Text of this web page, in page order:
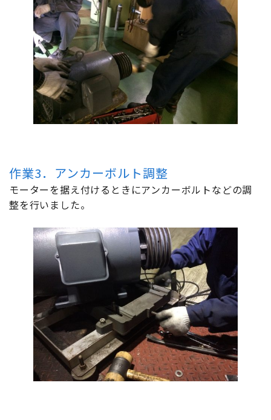
作業3．アンカーボルト調整
モーターを据え付けるときにアンカーボルトなどの調
整を行いました。